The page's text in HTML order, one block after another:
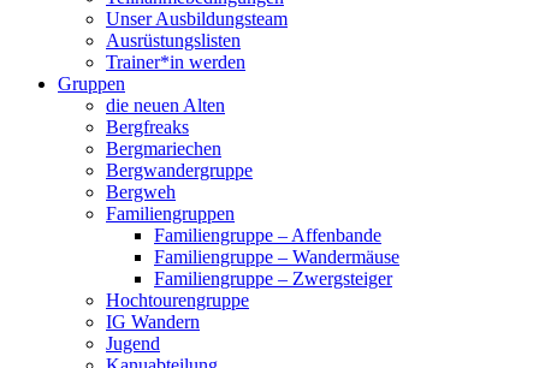
Unser Ausbildungsteam
Ausrüstungslisten
Trainer*in werden
Gruppen
die neuen Alten
Bergfreaks
Bergmariechen
Bergwandergruppe
Bergweh
Familiengruppen
Familiengruppe – Affenbande
Familiengruppe – Wandermäuse
Familiengruppe – Zwergsteiger
Hochtourengruppe
IG Wandern
Jugend